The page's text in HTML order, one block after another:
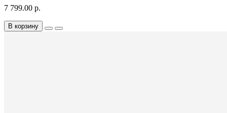
7 799.00 р.
В корзину